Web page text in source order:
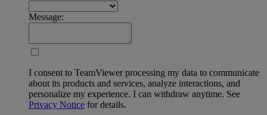
Message:
I consent to TeamViewer processing my data to communicate
about its products and services, analyze interactions, and
personalize my experience. I can withdraw anytime. See
Privacy Notice for details.